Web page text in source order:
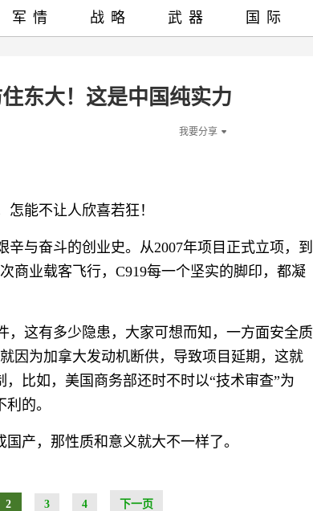
东大！这是中国纯实力
我要分享
能不让人欣喜若狂！
与奋斗的创业史。从2007年项目正式立项，到
商业载客飞行，C919每一个坚实的脚印，都凝
，这有多少隐患，大家可想而知，一方面安全质
因为加拿大发动机断供，导致项目延期，这就
比如，美国商务部还时不时以“技术审查”为
的。
产，那性质和意义就大不一样了。
2 3 4 下一页
军情 战略 武器 国际